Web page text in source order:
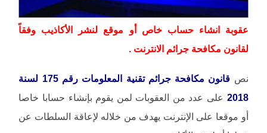
عقوبة انشاء حساب خاص أو موقع لنشر الأكاذيب وفقاً
لقانون مكافحة جرائم الانترنت .
نص
قانون مكافحة جرائم تقنية المعلومات رقم 175 لسنة
2018 على عدد من العقوبات لمن يقوم بإنشاء حسابا خاصا
أو موقعا على الإنترنت يهدف من خلاله لإعاقة السلطات عن